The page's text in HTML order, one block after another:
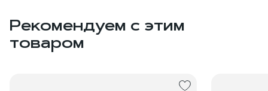
Рекомендуем с этим
товаром